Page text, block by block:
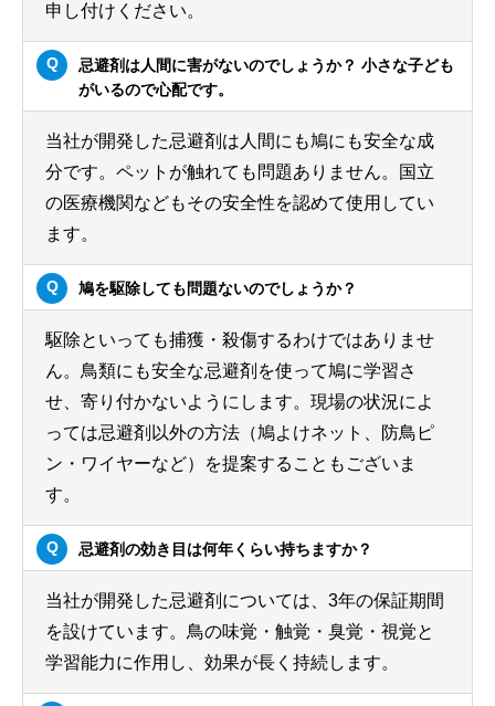
申し付けください。
忌避剤は人間に害がないのでしょうか？ 小さな子ども
がいるので心配です。
当社が開発した忌避剤は人間にも鳩にも安全な成
分です。ペットが触れても問題ありません。国立
の医療機関などもその安全性を認めて使用してい
ます。
鳩を駆除しても問題ないのでしょうか？
駆除といっても捕獲・殺傷するわけではありませ
ん。鳥類にも安全な忌避剤を使って鳩に学習さ
せ、寄り付かないようにします。現場の状況によ
っては忌避剤以外の方法（鳩よけネット、防鳥ピ
ン・ワイヤーなど）を提案することもございま
す。
忌避剤の効き目は何年くらい持ちますか？
当社が開発した忌避剤については、3年の保証期間
を設けています。鳥の味覚・触覚・臭覚・視覚と
学習能力に作用し、効果が長く持続します。